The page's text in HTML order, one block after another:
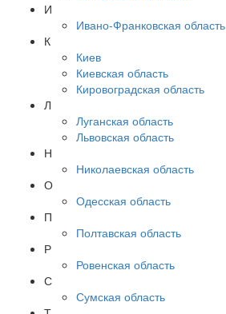
И
Ивано-Франковская область
К
Киев
Киевская область
Кировоградская область
Л
Луганская область
Львовская область
Н
Николаевская область
О
Одесская область
П
Полтавская область
Р
Ровенская область
С
Сумская область